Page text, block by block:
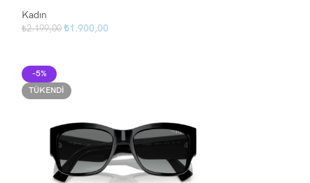
Kadın
₺2.199,00 ₺1.900,00
-5%
TÜKENDI